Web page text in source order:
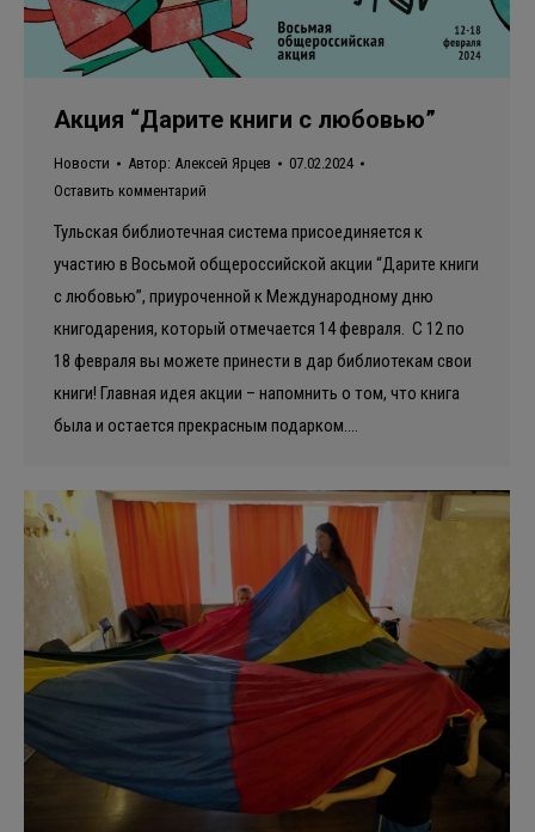
Акция “Дарите книги с любовью”
Новости Автор: Алексей Ярцев
07.02.2024
Оставить комментарий
Тульская библиотечная система присоединяется к
участию в Восьмой общероссийской акции “Дарите книги
с любовью”, приуроченной к Международному дню
книгодарения, который отмечается 14 февраля. С 12 по
18 февраля вы можете принести в дар библиотекам свои
книги! Главная идея акции – напомнить о том, что книга
была и остается прекрасным подарком.…